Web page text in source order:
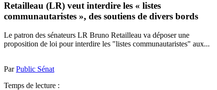
Retailleau (LR) veut interdire les « listes
communautaristes », des soutiens de divers bords
Le patron des sénateurs LR Bruno Retailleau va déposer une
proposition de loi pour interdire les "listes communautaristes" aux...
ParPublic Sénat
Temps de lecture :